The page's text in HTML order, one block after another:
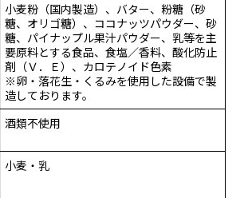
小麦粉（国内製造）、バター、粉糖（砂
糖、オリゴ糖）、ココナッツパウダー、砂
糖、パイナップル果汁パウダー、乳等を主
要原料とする食品、食塩／香料、酸化防止
剤（Ｖ．Ｅ）、カロテノイド色素
※卵・落花生・くるみを使用した設備で製
造しております。
酒類不使用
小麦・乳